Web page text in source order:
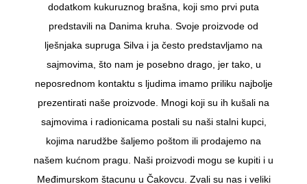
dodatkom kukuruznog brašna, koji smo prvi puta
predstavili na Danima kruha. Svoje proizvode od
lješnjaka supruga Silva i ja često predstavljamo na
sajmovima, što nam je posebno drago, jer tako, u
neposrednom kontaktu s ljudima imamo priliku najbolje
prezentirati naše proizvode. Mnogi koji su ih kušali na
sajmovima i radionicama postali su naši stalni kupci,
kojima narudžbe šaljemo poštom ili prodajemo na
našem kućnom pragu. Naši proizvodi mogu se kupiti i u
Međimurskom štacunu u Čakovcu. Zvali su nas i veliki